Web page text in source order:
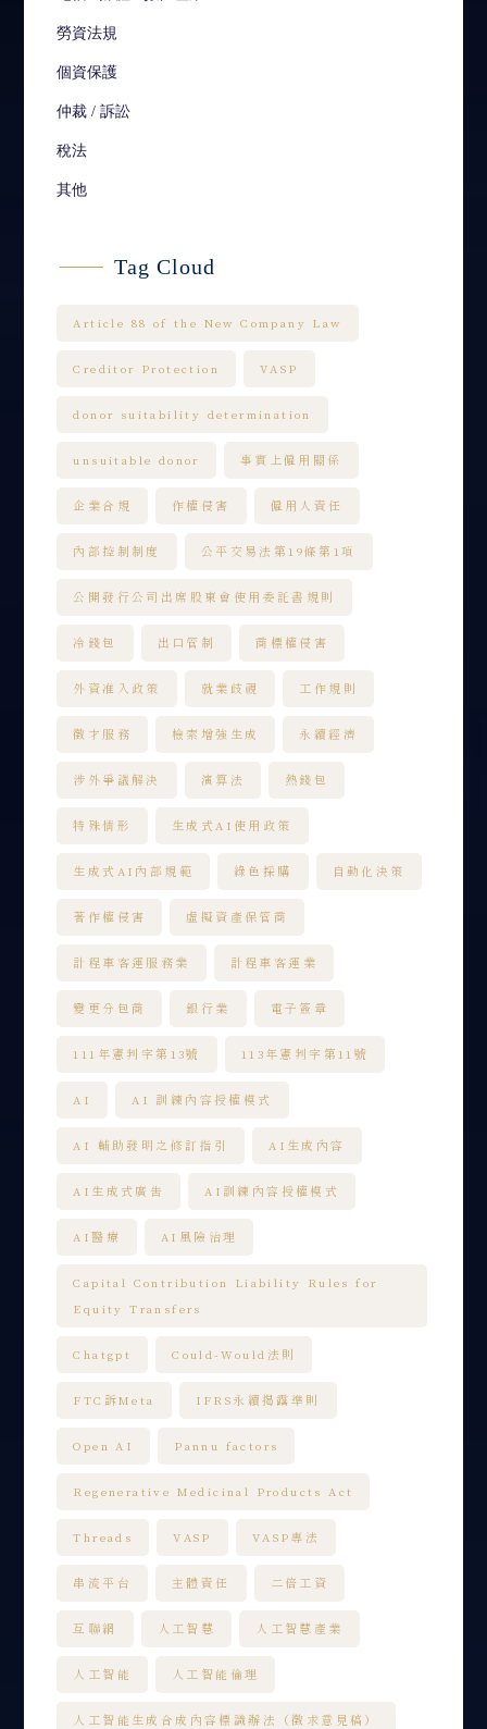
勞資法規
個資保護
仲裁 / 訴訟
稅法
其他
Tag Cloud
Article 88 of the New Company Law
Creditor Protection VASP
donor suitability determination
unsuitable donor 事實上僱用關係
企業合規 作權侵害 僱用人責任
內部控制制度 公平交易法第19條第1項
公開發行公司出席股東會使用委託書規則
冷錢包 出口管制 商標權侵害
外資准入政策 就業歧視 工作規則
徵才服務 檢索增強生成 永續經濟
涉外爭議解決 演算法 熱錢包
特殊情形 生成式AI使用政策
生成式AI內部規範 綠色採購 自動化決策
著作權侵害 虛擬資產保管商
計程車客運服務業 計程車客運業
變更分包商 銀行業 電子簽章
111年憲判字第13號 113年憲判字第11號
AI AI 訓練內容授權模式
AI 輔助發明之修訂指引 AI生成內容
AI生成式廣告 AI訓練內容授權模式
AI醫療 AI風險治理
Capital Contribution Liability Rules for
Equity Transfers
Chatgpt Could-Would法則
FTC訴Meta IFRS永續揭露準則
Open AI Pannu factors
Regenerative Medicinal Products Act
Threads VASP VASP專法
串流平台 主體責任 二倍工資
互聯網 人工智慧 人工智慧產業
人工智能 人工智能倫理
人工智能生成合成內容標識辦法（徵求意見稿）